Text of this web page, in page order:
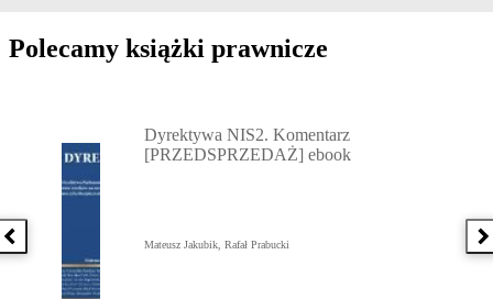
Polecamy książki prawnicze
Poprzednia książka
Dyrektywa NIS2. Komentarz
[PRZEDSPRZEDAŻ] ebook
Mateusz Jakubik, Rafał Prabucki